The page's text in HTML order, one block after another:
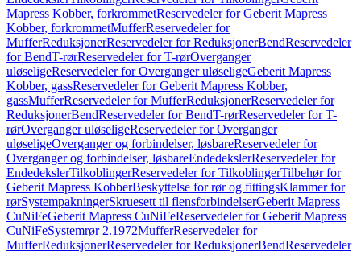
Mapress Kobber, forkrommetReservedeler for Geberit Mapress
Kobber, forkrommetMufferReservedeler for
MufferReduksjonerReservedeler for ReduksjonerBendReservedeler
for BendT-rørReservedeler for T-rørOverganger
uløseligeReservedeler for Overganger uløseligeGeberit Mapress
Kobber, gassReservedeler for Geberit Mapress Kobber,
gassMufferReservedeler for MufferReduksjonerReservedeler for
ReduksjonerBendReservedeler for BendT-rørReservedeler for T-
rørOverganger uløseligeReservedeler for Overganger
uløseligeOverganger og forbindelser, løsbareReservedeler for
Overganger og forbindelser, løsbareEndedekslerReservedeler for
EndedekslerTilkoblingerReservedeler for TilkoblingerTilbehør for
Geberit Mapress KobberBeskyttelse for rør og fittingsKlammer for
rørSystempakningerSkruesett til flensforbindelserGeberit Mapress
CuNiFeGeberit Mapress CuNiFeReservedeler for Geberit Mapress
CuNiFeSystemrør 2.1972MufferReservedeler for
MufferReduksjonerReservedeler for ReduksjonerBendReservedeler